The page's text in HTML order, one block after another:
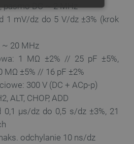
pasmo DC ~ 2 MHz
1 mV/dz do 5 V/dz ±3% (krok
~ 20 MHz
1 MΩ ±2% // 25 pF ±5%,
MΩ ±5% // 16 pF ±2%
300 V (DC + ACp-p)
ALT, CHOP, ADD
0,1 μs/dz do 0,5 s/dz ±3%, 21
odchylanie 10 ns/dz
Targetowanie
umożliwiają korzystanie z